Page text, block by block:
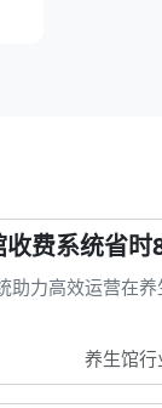
费系统省时
助力高效运营在
养生馆